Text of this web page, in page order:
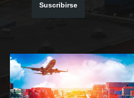
Suscribirse